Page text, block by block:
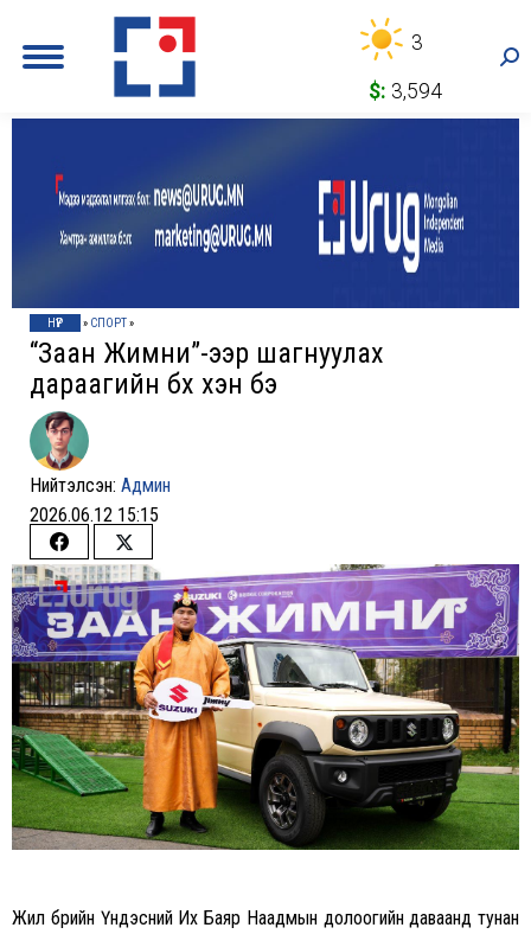
3
$: 3,594
НҮҮР » СПОРТ»
“Заан Жимни”-ээр шагнуулах
дараагийн бөх хэн бэ
Нийтэлсэн: Админ
2026.06.12 15:15
Share
on
Facebook
Share
on
Twitter
Жил бүрийн Үндэсний Их Баяр Наадмын долоогийн даваанд тунан